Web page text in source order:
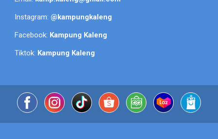
Instagram: @kampungkaleng
Facebook: Kampung Kaleng
Tiktok: Kampung Kaleng